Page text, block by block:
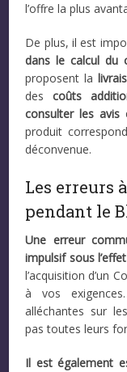
l’offre la plus
De plus, il est
dans le calcul du
proposent la
descoûts
consulter les avis
produit
déconvenue.
Les erreurs
pendant le
Une erreur
impulsif sous
l’acquisition d’un
à vos
alléchantes sur
pas toutes leurs
Il est également